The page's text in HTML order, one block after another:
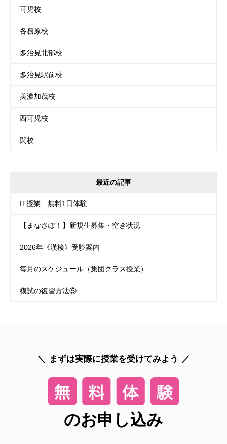
可児校
各務原校
多治見北部校
多治見駅前校
美濃加茂校
西可児校
関校
最近の記事
IT授業 無料1日体験
【まなさぽ！】新規生募集・空き状況
2026年《漢検》受験案内
毎月のスケジュール（集団クラス授業）
模試の復習方法⑤
まずは実際に授業を受けてみよう
のお申し込み